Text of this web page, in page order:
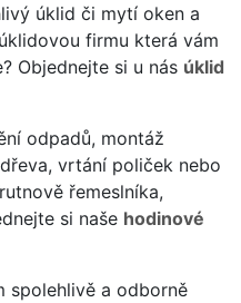
úklid či mytí oken a
firmu která vám
Objednejte si u nás úklid
odpadů, montáž
vrtání poliček nebo
řemeslníka,
si naše hodinové
spolehlivě a odborně